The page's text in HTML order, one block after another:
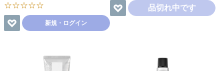
☆☆☆☆☆
新規・ログイン
品切れ中です